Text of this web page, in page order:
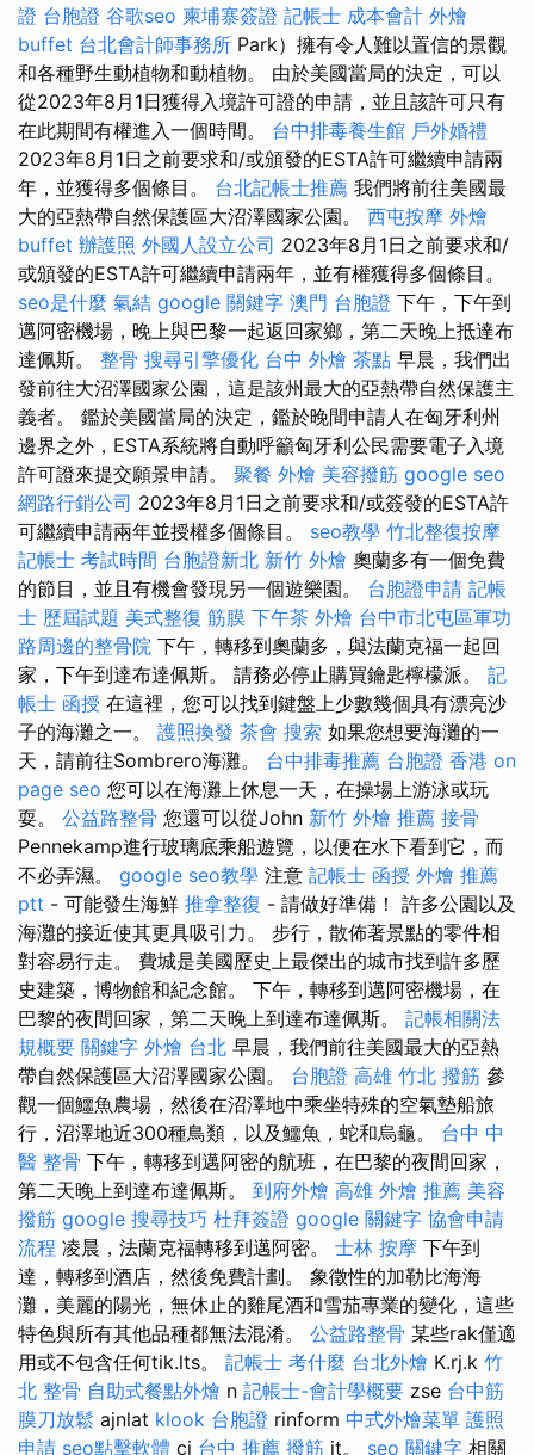
證 台胞證 谷歌seo 柬埔寨簽證 記帳士 成本會計 外燴
buffet 台北會計師事務所 Park）擁有令人難以置信的景觀
和各種野生動植物和動植物。 由於美國當局的決定，可以
從2023年8月1日獲得入境許可證的申請，並且該許可只有
在此期間有權進入一個時間。 台中排毒養生館 戶外婚禮
2023年8月1日之前要求和/或頒發的ESTA許可繼續申請兩
年，並獲得多個條目。 台北記帳士推薦 我們將前往美國最
大的亞熱帶自然保護區大沼澤國家公園。 西屯按摩 外燴
buffet 辦護照 外國人設立公司 2023年8月1日之前要求和/
或頒發的ESTA許可繼續申請兩年，並有權獲得多個條目。
seo是什麼 氣結 google 關鍵字 澳門 台胞證 下午，下午到
邁阿密機場，晚上與巴黎一起返回家鄉，第二天晚上抵達布
達佩斯。 整骨 搜尋引擎優化 台中 外燴 茶點 早晨，我們出
發前往大沼澤國家公園，這是該州最大的亞熱帶自然保護主
義者。 鑑於美國當局的決定，鑑於晚間申請人在匈牙利州
邊界之外，ESTA系統將自動呼籲匈牙利公民需要電子入境
許可證來提交願景申請。 聚餐 外燴 美容撥筋 google seo
網路行銷公司 2023年8月1日之前要求和/或簽發的ESTA許
可繼續申請兩年並授權多個條目。 seo教學 竹北整復按摩
記帳士 考試時間 台胞證新北 新竹 外燴 奧蘭多有一個免費
的節目，並且有機會發現另一個遊樂園。 台胞證申請 記帳
士 歷屆試題 美式整復 筋膜 下午茶 外燴 台中市北屯區軍功
路周邊的整骨院 下午，轉移到奧蘭多，與法蘭克福一起回
家，下午到達布達佩斯。 請務必停止購買鑰匙檸檬派。 記
帳士 函授 在這裡，您可以找到鍵盤上少數幾個具有漂亮沙
子的海灘之一。 護照換發 茶會 搜索 如果您想要海灘的一
天，請前往Sombrero海灘。 台中排毒推薦 台胞證 香港 on
page seo 您可以在海灘上休息一天，在操場上游泳或玩
耍。 公益路整骨 您還可以從John 新竹 外燴 推薦 接骨
Pennekamp進行玻璃底乘船遊覽，以便在水下看到它，而
不必弄濕。 google seo教學 注意 記帳士 函授 外燴 推薦
ptt - 可能發生海鮮 推拿整復 - 請做好準備！ 許多公園以及
海灘的接近使其更具吸引力。 步行，散佈著景點的零件相
對容易行走。 費城是美國歷史上最傑出的城市找到許多歷
史建築，博物館和紀念館。 下午，轉移到邁阿密機場，在
巴黎的夜間回家，第二天晚上到達布達佩斯。 記帳相關法
規概要 關鍵字 外燴 台北 早晨，我們前往美國最大的亞熱
帶自然保護區大沼澤國家公園。 台胞證 高雄 竹北 撥筋 參
觀一個鱷魚農場，然後在沼澤地中乘坐特殊的空氣墊船旅
行，沼澤地近300種鳥類，以及鱷魚，蛇和烏龜。 台中 中
醫 整骨 下午，轉移到邁阿密的航班，在巴黎的夜間回家，
第二天晚上到達布達佩斯。 到府外燴 高雄 外燴 推薦 美容
撥筋 google 搜尋技巧 杜拜簽證 google 關鍵字 協會申請
流程 凌晨，法蘭克福轉移到邁阿密。 士林 按摩 下午到
達，轉移到酒店，然後免費計劃。 象徵性的加勒比海海
灘，美麗的陽光，無休止的雞尾酒和雪茄專業的變化，這些
特色與所有其他品種都無法混淆。 公益路整骨 某些rak僅適
用或不包含任何tik.lts。 記帳士 考什麼 台北外燴 K.rj.k 竹
北 整骨 自助式餐點外燴 n 記帳士-會計學概要 zse 台中筋
膜刀放鬆 ajnlat klook 台胞證 rinform 中式外燴菜單 護照
申請 seo點擊軟體 ci 台中 推薦 撥筋 it。 seo 關鍵字 相關